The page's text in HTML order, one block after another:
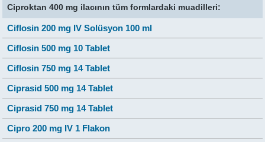
Ciproktan 400 mg ilacının tüm formlardaki muadilleri:
Ciflosin 200 mg IV Solüsyon 100 ml
Ciflosin 500 mg 10 Tablet
Ciflosin 750 mg 14 Tablet
Ciprasid 500 mg 14 Tablet
Ciprasid 750 mg 14 Tablet
Cipro 200 mg IV 1 Flakon